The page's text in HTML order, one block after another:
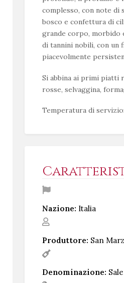
complesso, con note di
bosco e confettura di
grande corpo, morbido
di tannini nobili, con un
piacevolmente
Si abbina ai primi piatti
rosse, selvaggina,
Temperatura di
Nazione: Italia
Produttore: San
Denominazione: